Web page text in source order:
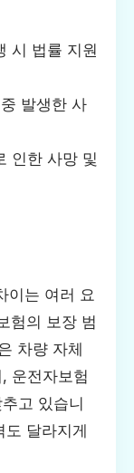
시 법률 지원
발생한 사
인한 사망 및
이는 여러 요
험의 보장 범
차량 자체
운전자보험
고 있습니
도 달라지게